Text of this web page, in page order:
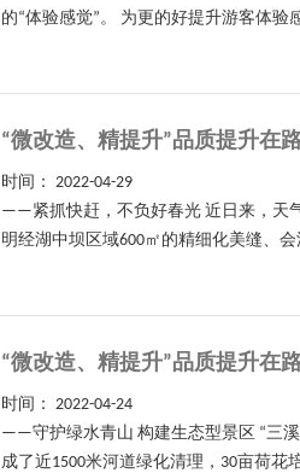
的“体验感觉”。 为更的好提升游客体
“微改造、精提升”品质提升在
时间： 2022-04-29
——紧抓快赶，不负好春光 近日来，天
明经湖中坝区域600㎡的精细化美缝、
“微改造、精提升”品质提升在
时间： 2022-04-24
——守护绿水青山 构建生态型景区 “三
成了近1500米河道绿化清理，30亩荷花